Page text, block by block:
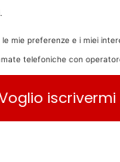
mie preferenze e i miei
telefoniche con